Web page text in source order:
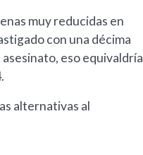
muy reducidas en
con una décima
eso equivaldría
alternativas al